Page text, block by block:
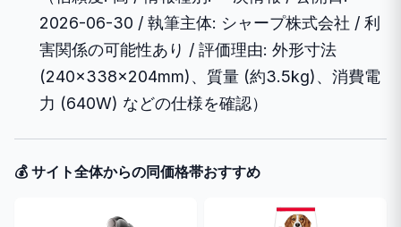
2026-06-30 / 執筆主体: シャープ株式会社 / 利
害関係の可能性あり / 評価理由: 外形寸法
(240×338×204mm)、質量 (約3.5kg)、消費電
力 (640W) などの仕様を確認）
💰 サイト全体からの同価格帯おすすめ